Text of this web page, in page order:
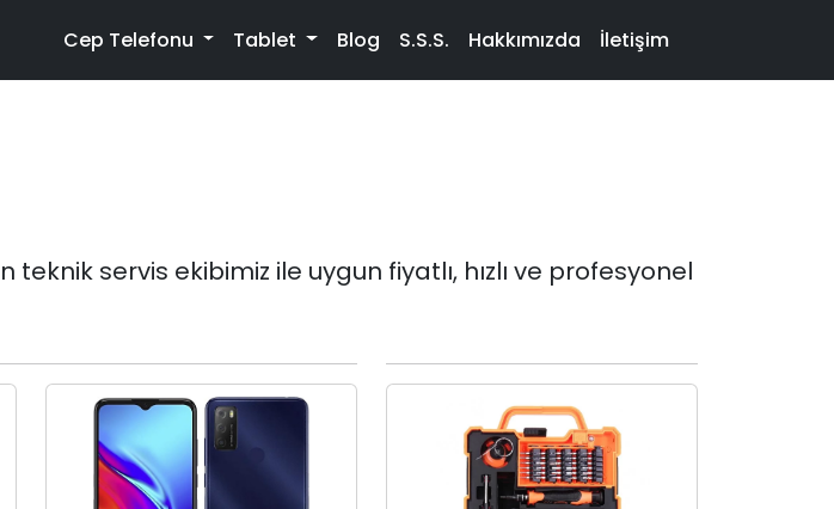
Cep Telefonu Tablet Blog S.S.S. Hakkımızda İletişim
servis ekibimiz ile uygun fiyatlı, hızlı ve profesyonel